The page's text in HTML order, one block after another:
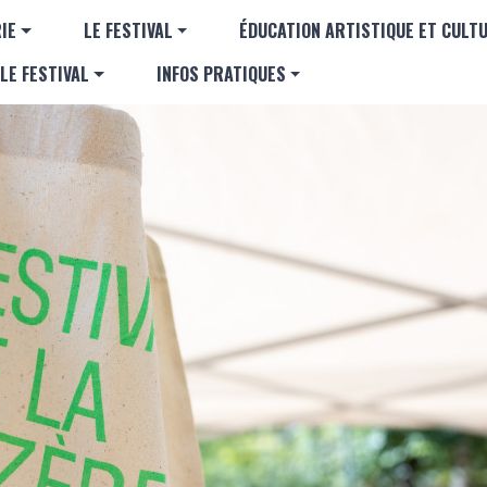
PRINCIPALE
LE FESTIVAL
ÉDUCATION ARTISTIQUE ET
FESTIVAL
INFOS PRATIQUES